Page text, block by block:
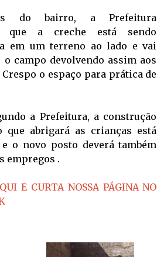
do bairro, a Prefeitura
que a creche está sendo
em um terreno ao lado e vai
o campo devolvendo assim aos
o espaço para prática de
a Prefeitura, a construção
que abrigará as crianças está
e o novo posto deverá também
empregos .
E CURTA NOSSA PÁGINA NO